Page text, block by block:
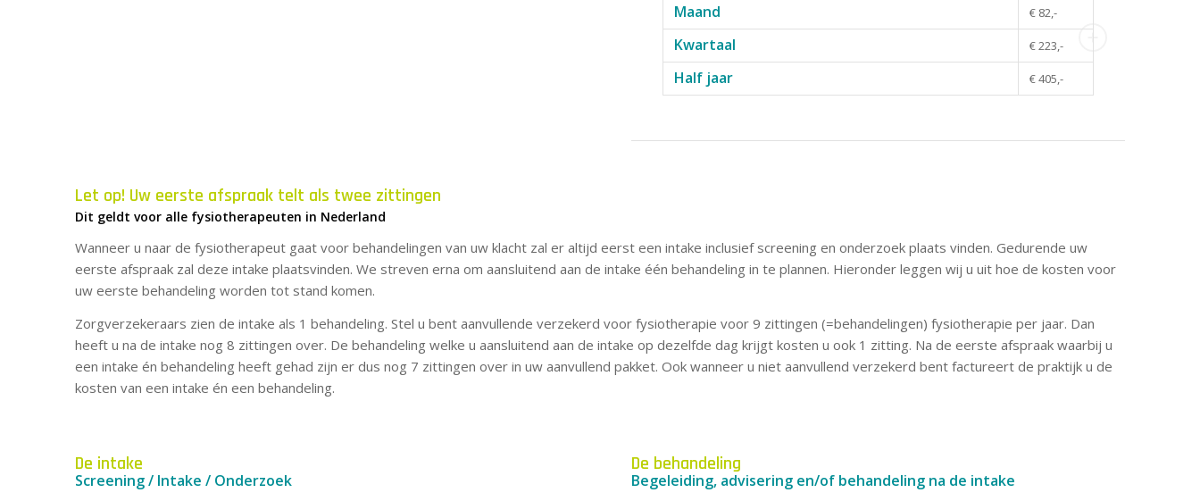
Maand € 82,-
Kwartaal € 223,-
Half jaar € 405,-
Let op! Uw eerste afspraak telt als twee zittingen
Dit geldt voor alle fysiotherapeuten in Nederland
Wanneer u naar de fysiotherapeut gaat voor behandelingen van uw klacht zal er altijd eerst een intake inclusief screening en onderzoek plaats vinden. Gedurende uw
eerste afspraak zal deze intake plaatsvinden. We streven erna om aansluitend aan de intake één behandeling in te plannen. Hieronder leggen wij u uit hoe de kosten voor
uw eerste behandeling worden tot stand komen.
Zorgverzekeraars zien de intake als 1 behandeling. Stel u bent aanvullende verzekerd voor fysiotherapie voor 9 zittingen (=behandelingen) fysiotherapie per jaar. Dan
heeft u na de intake nog 8 zittingen over. De behandeling welke u aansluitend aan de intake op dezelfde dag krijgt kosten u ook 1 zitting. Na de eerste afspraak waarbij u
een intake én behandeling heeft gehad zijn er dus nog 7 zittingen over in uw aanvullend pakket. Ook wanneer u niet aanvullend verzekerd bent factureert de praktijk u de
kosten van een intake én een behandeling.
De intake
Screening / Intake / Onderzoek
De behandeling
Begeleiding, advisering en/of behandeling na de intake